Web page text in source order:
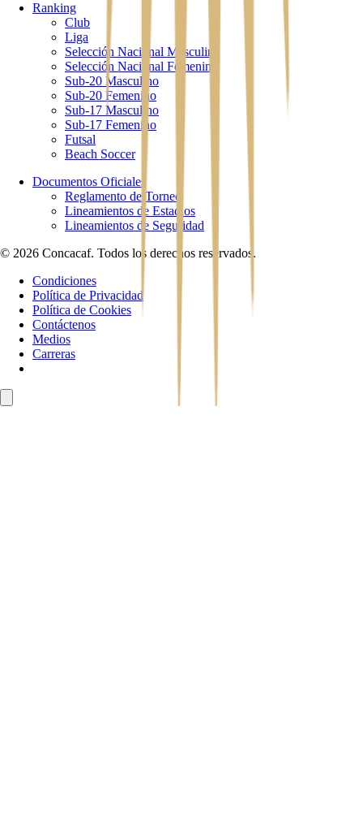
Ranking
Club
Liga
Selección Nacional Masculina
Selección Nacional Femenina
Sub-20 Masculino
Sub-20 Femenino
Sub-17 Masculino
Sub-17 Femenino
Futsal
Beach Soccer
Documentos Oficiales
Reglamento de Torneo
Lineamientos de Estadios
Lineamientos de Seguridad
© 2026 Concacaf. Todos los derechos reservados.
Condiciones
Política de Privacidad
Política de Cookies
Contáctenos
Medios
Carreras